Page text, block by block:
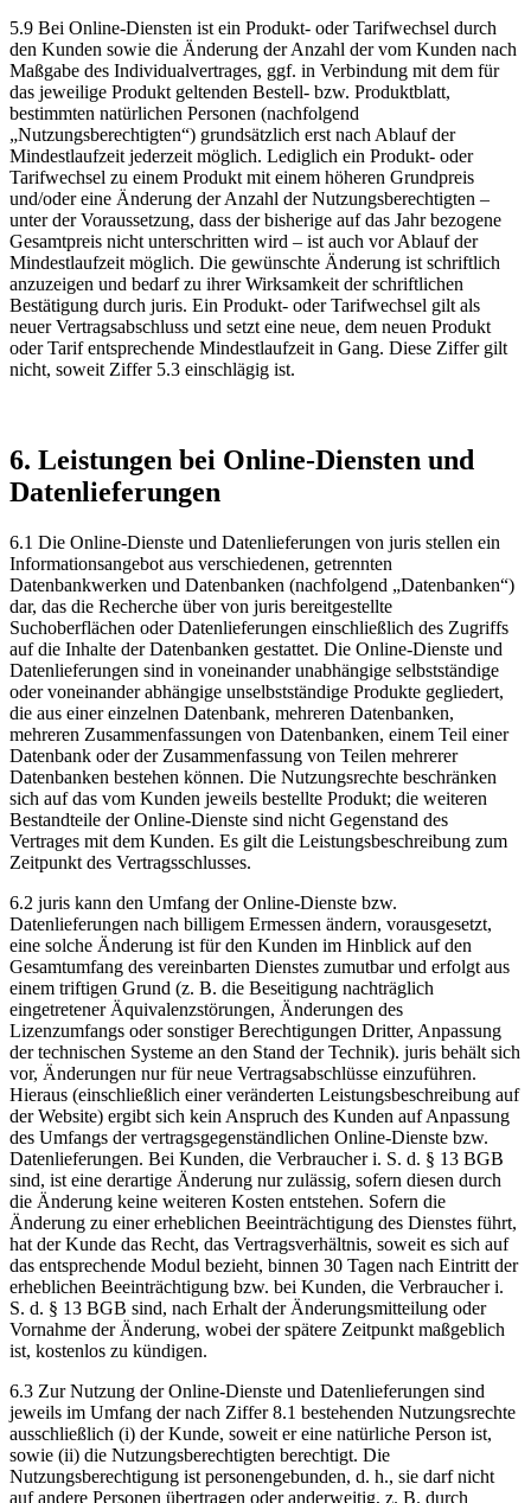
5.9 Bei Online-Diensten ist ein Produkt- oder Tarifwechsel durch
den Kunden sowie die Änderung der Anzahl der vom Kunden nach
Maßgabe des Individualvertrages, ggf. in Verbindung mit dem für
das jeweilige Produkt geltenden Bestell- bzw. Produktblatt,
bestimmten natürlichen Personen (nachfolgend
„Nutzungsberechtigten“) grundsätzlich erst nach Ablauf der
Mindestlaufzeit jederzeit möglich. Lediglich ein Produkt- oder
Tarifwechsel zu einem Produkt mit einem höheren Grundpreis
und/oder eine Änderung der Anzahl der Nutzungsberechtigten –
unter der Voraussetzung, dass der bisherige auf das Jahr bezogene
Gesamtpreis nicht unterschritten wird – ist auch vor Ablauf der
Mindestlaufzeit möglich. Die gewünschte Änderung ist schriftlich
anzuzeigen und bedarf zu ihrer Wirksamkeit der schriftlichen
Bestätigung durch juris. Ein Produkt- oder Tarifwechsel gilt als
neuer Vertragsabschluss und setzt eine neue, dem neuen Produkt
oder Tarif entsprechende Mindestlaufzeit in Gang. Diese Ziffer gilt
nicht, soweit Ziffer 5.3 einschlägig ist.
6. Leistungen bei Online-Diensten und
Datenlieferungen
6.1 Die Online-Dienste und Datenlieferungen von juris stellen ein
Informationsangebot aus verschiedenen, getrennten
Datenbankwerken und Datenbanken (nachfolgend „Datenbanken“)
dar, das die Recherche über von juris bereitgestellte
Suchoberflächen oder Datenlieferungen einschließlich des Zugriffs
auf die Inhalte der Datenbanken gestattet. Die Online-Dienste und
Datenlieferungen sind in voneinander unabhängige selbstständige
oder voneinander abhängige unselbstständige Produkte gegliedert,
die aus einer einzelnen Datenbank, mehreren Datenbanken,
mehreren Zusammenfassungen von Datenbanken, einem Teil einer
Datenbank oder der Zusammenfassung von Teilen mehrerer
Datenbanken bestehen können. Die Nutzungsrechte beschränken
sich auf das vom Kunden jeweils bestellte Produkt; die weiteren
Bestandteile der Online-Dienste sind nicht Gegenstand des
Vertrages mit dem Kunden. Es gilt die Leistungsbeschreibung zum
Zeitpunkt des Vertragsschlusses.
6.2 juris kann den Umfang der Online-Dienste bzw.
Datenlieferungen nach billigem Ermessen ändern, vorausgesetzt,
eine solche Änderung ist für den Kunden im Hinblick auf den
Gesamtumfang des vereinbarten Dienstes zumutbar und erfolgt aus
einem triftigen Grund (z. B. die Beseitigung nachträglich
eingetretener Äquivalenzstörungen, Änderungen des
Lizenzumfangs oder sonstiger Berechtigungen Dritter, Anpassung
der technischen Systeme an den Stand der Technik). juris behält sich
vor, Änderungen nur für neue Vertragsabschlüsse einzuführen.
Hieraus (einschließlich einer veränderten Leistungsbeschreibung auf
der Website) ergibt sich kein Anspruch des Kunden auf Anpassung
des Umfangs der vertragsgegenständlichen Online-Dienste bzw.
Datenlieferungen. Bei Kunden, die Verbraucher i. S. d. § 13 BGB
sind, ist eine derartige Änderung nur zulässig, sofern diesen durch
die Änderung keine weiteren Kosten entstehen. Sofern die
Änderung zu einer erheblichen Beeinträchtigung des Dienstes führt,
hat der Kunde das Recht, das Vertragsverhältnis, soweit es sich auf
das entsprechende Modul bezieht, binnen 30 Tagen nach Eintritt der
erheblichen Beeinträchtigung bzw. bei Kunden, die Verbraucher i.
S. d. § 13 BGB sind, nach Erhalt der Änderungsmitteilung oder
Vornahme der Änderung, wobei der spätere Zeitpunkt maßgeblich
ist, kostenlos zu kündigen.
6.3 Zur Nutzung der Online-Dienste und Datenlieferungen sind
jeweils im Umfang der nach Ziffer 8.1 bestehenden Nutzungsrechte
ausschließlich (i) der Kunde, soweit er eine natürliche Person ist,
sowie (ii) die Nutzungsberechtigten berechtigt. Die
Nutzungsberechtigung ist personengebunden, d. h., sie darf nicht
auf andere Personen übertragen oder anderweitig, z. B. durch